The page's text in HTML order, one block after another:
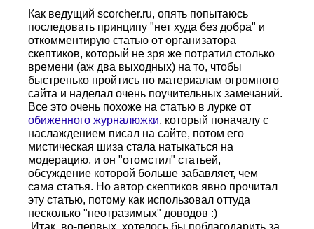
Как ведущий scorcher.ru, опять попытаюсь
последовать принципу "нет худа без добра" и
откомментирую статью от организатора
скептиков, который не зря же потратил столько
времени (аж два выходных) на то, чтобы
быстренько пройтись по материалам огромного
сайта и наделал очень поучительных замечаний.
Все это очень похоже на статью в лурке от
обиженного журналюжки, который поначалу с
наслаждением писал на сайте, потом его
мистическая шиза стала натыкаться на
модерацию, и он "отомстил" статьей,
обсуждение которой больше забавляет, чем
сама статья. Но автор скептиков явно прочитал
эту статью, потому как использовал оттуда
несколько "неотразимых" доводов :)
Итак, во-первых, хотелось бы поблагодарить за